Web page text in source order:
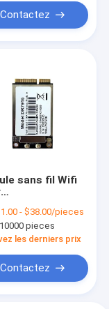
Contactez
sans fil Wifi
avec une
de fréquences
GHz et un
jusqu'à 150
- $38.00/pieces
10000 pieces
les derniers prix
Contactez